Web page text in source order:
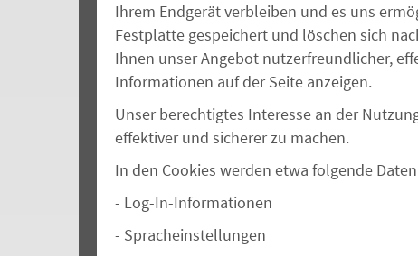
Ihrem Endgerät verbleiben und es uns
Festplatte gespeichert und löschen sich
Ihnen unser Angebot nutzerfreundlicher,
Informationen auf der Seite anzeigen.
Unser berechtigtes Interesse an der
effektiver und sicherer zu machen.
In den Cookies werden etwa folgende
- Log-In-Informationen
- Spracheinstellungen